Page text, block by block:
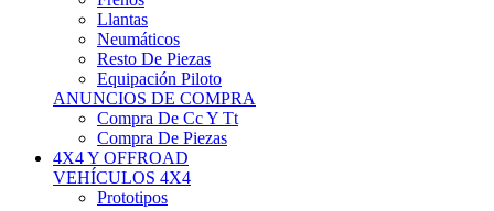
Carrocería
Suspensiones
Llantas
Neumáticos
ANUNCIOS DE COMPRA
Compra De 4x4
Compra De Piezas
MOTOS
MOTOS
Motos De Circuito